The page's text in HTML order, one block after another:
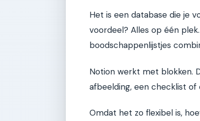
Het is een database die je
voordeel? Alles op één
boodschappenlijstjes
Notion werkt met blokken.
afbeelding, een checklist
Omdat het zo flexibel is,